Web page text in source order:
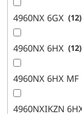
4960NX 6GX 12
4960NX 6HX 12
4960NX 6HX MF
4960NXIKZN